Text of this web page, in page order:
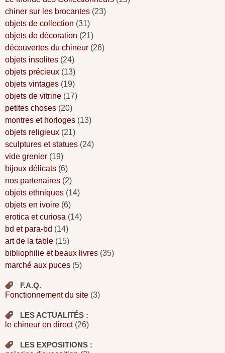
chiner sur les brocantes (23)
objets de collection (31)
objets de décoration (21)
découvertes du chineur (26)
objets insolites (24)
objets précieux (13)
objets vintages (19)
objets de vitrine (17)
petites choses (20)
montres et horloges (13)
objets religieux (21)
sculptures et statues (24)
vide grenier (19)
bijoux délicats (6)
nos partenaires (2)
objets ethniques (14)
objets en ivoire (6)
erotica et curiosa (14)
bd et para-bd (14)
art de la table (15)
bibliophilie et beaux livres (35)
marché aux puces (5)
F.A.Q.
Fonctionnement du site (3)
LES ACTUALITÉS :
le chineur en direct(26)
LES EXPOSITIONS :